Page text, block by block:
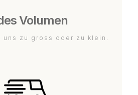
Volumen
uns zu gross oder zu klein.